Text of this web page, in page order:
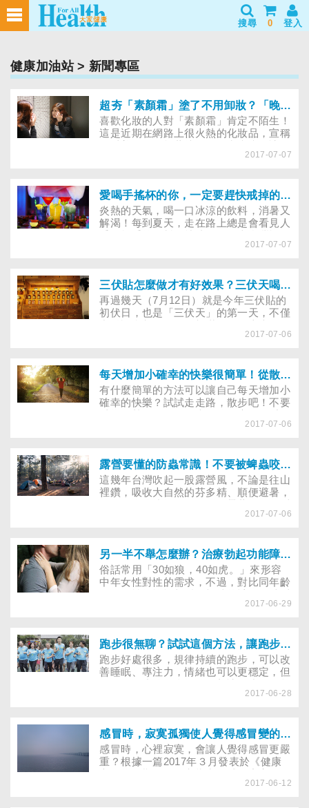
搜尋 0 登入
健康加油站> 新聞專區
超夯「素顏霜」塗了不用卸妝？「晚安蜜粉」能保護皮膚？新興美妝產品大揭密
喜歡化妝的人對「素顏霜」肯定不陌生！
這是近期在網路上很火熱的化妝品，宣稱
一秒擁有好氣色，不少業者還強調這是一
後還可以直接睡覺，無須卸妝。另外，還
有一款「晚安蜜粉」，一樣也號稱是護膚
品的保養粉，可以修復日曬後的黑色素沉
澱，有效控制汗液及油脂的分泌，讓肌膚
更具透明感。聽起來這麼厲害的商品，當
嗎？
2017-07-07
愛喝手搖杯的你，一定要趕快戒掉的理由！想消暑解渴？家事達人教你自製健康省錢的清涼聖品，夏天必學！
炎熱的天氣，喝一口冰涼的飲料，消暑又
解渴！每到夏天，走在路上總是會看見人
遊，也都會買一杯來嘗嘗鮮。然而，手搖
貴，如果天天喝，一個月下來荷包恐怕大
失血！專家就建議，喜歡喝手搖飲料的民
眾，不妨自己在家DIY，自製冰涼的果汁
或冰沙，喝起來清涼又健康！
2017-07-07
三伏貼怎麼做才有好效果？三伏天喝熱水就能冬病夏治嗎？掌握４點，才能真正驅寒，改善過敏體質！
再過幾天（7月12日）就是今年三伏貼的
初伏日，也是「三伏天」的第一天，不僅
瘋傳三伏貼的養生法則，包括只要在三伏
不及預約的民眾躍躍欲試。不過，中醫師
澄清，單喝熱水是沒有辦法將寒氣逼出
的，甚者還有可能引發中暑，提醒民眾千
萬別輕易嘗試。
2017-07-06
每天增加小確幸的快樂很簡單！從散步、走走路開始
有什麼簡單的方法可以讓自己每天增加小
確幸的快樂？試試走走路，散步吧！不要
視、吃東西就能紓壓？小心，久坐可能無
2017-07-06
露營要懂的防蟲常識！不要被蜱蟲咬，染上萊姆病還不知……
這幾年台灣吹起一股露營風，不論是往山
裡鑽，吸收大自然的芬多精、順便避暑，
袋和簡單的鍋碗瓢盆，不少野外效區都成
前和家人露營完，返家一個月後，竟突然
發燒不止，且身上還出現一圈圈、像牛眼
般的紅疹。經醫師仔細詢問，才知原來該
名男童在露營時，曾和家人到鹿園遊玩，
餵食園區內飼養的鹿，疑似因此遭蜱蟲叮
2017-07-06
另一半不舉怎麼辦？治療勃起功能障礙前，得先搞懂這些事
俗話常用「30如狼，40如虎。」來形容
中年女性對性的需求，不過，對比同年齡
上男性約半數有程度不一的勃起功能障
邊血管阻塞導致陰莖無法充血。但可別以
為只有中老年人才有勃起功能障礙，診間
不乏有20多歲的案例。泌尿科醫師提醒，
年輕人不舉多半是因不良生活習慣造成，
或有高血壓、高血脂、糖尿病等三高，甚
2017-06-29
跑步很無聊？試試這個方法，讓跑步更有趣！
跑步好處很多，規律持續的跑步，可以改
善睡眠、專注力，情緒也可以更穩定，但
嗎？試試邀請朋友一起跑、一起運動，除
從國中小學生的受訪中，看出近六成受訪
者最希望和「朋友」、「同學」一起跑
步，可以持續運動動力外，更能得到快
樂！
2017-06-28
感冒時，寂寞孤獨使人覺得感冒變的更嚴重嗎？
感冒時，心裡寂寞，會讓人覺得感冒更嚴
重？根據一篇2017年３月發表於《健康
所自述的感冒症狀，比擁有較強社交網絡
2017-06-12